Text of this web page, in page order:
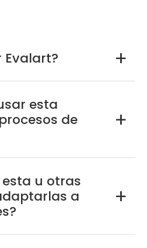
a
Evalart?
a
esta
de
a
u otras
a